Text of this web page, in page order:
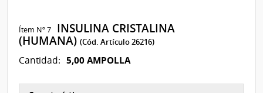
Ítem Nº 7
INSULINA CRISTALINA
(HUMANA)(Cód. Artículo 26216)
Cantidad: 5,00 AMPOLLA